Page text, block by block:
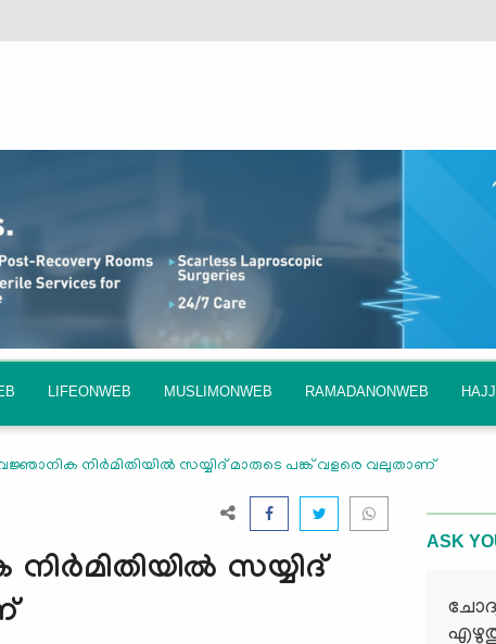
LIFEONWEB MUSLIMONWEB RAMADANONWEB
നിര്‍മിതിയില്‍ സയ്യിദ് മാരുടെ പങ്ക് വളരെ വലുതാണ്‌
സയ്യിദ്
ASK